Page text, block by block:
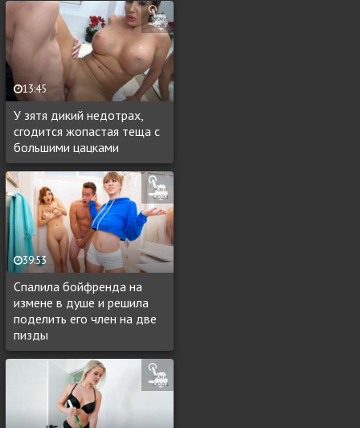
У зятя дикий недотрах,
сгодится жопастая теща с
большими цацками
13:45
Спалила бойфренда на
измене в душе и решила
поделить его член на две
пизды
39:53